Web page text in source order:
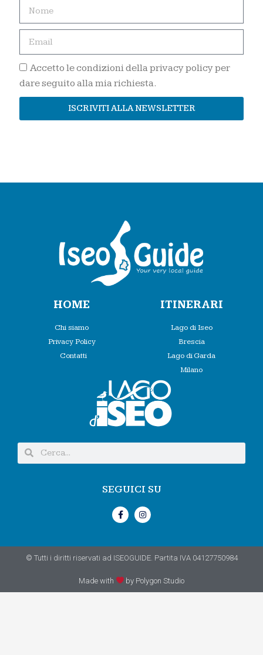
Accetto le condizioni della privacy policy per
dare seguito alla mia richiesta.
ISCRIVITI ALLA NEWSLETTER
HOME
Chi siamo
Privacy Policy
Contatti
ITINERARI
Lago di Iseo
Brescia
Lago di Garda
Milano
SEGUICI SU
© Tutti i diritti riservati ad ISEOGUIDE. Partita IVA 04127750984
Made with by Polygon Studio